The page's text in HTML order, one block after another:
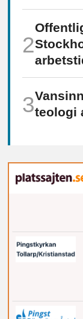
teologi